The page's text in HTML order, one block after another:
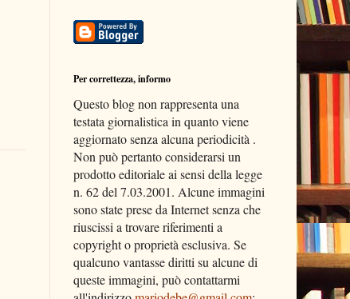
Per correttezza, informo
Questo blog non rappresenta una
testata giornalistica in quanto viene
aggiornato senza alcuna periodicità .
Non può pertanto considerarsi un
prodotto editoriale ai sensi della legge
n. 62 del 7.03.2001. Alcune immagini
sono state prese da Internet senza che
riuscissi a trovare riferimenti a
copyright o proprietà esclusiva. Se
qualcuno vantasse diritti su alcune di
queste immagini, può contattarmi